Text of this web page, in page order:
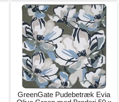
GreenGate Pudebetræk Evia